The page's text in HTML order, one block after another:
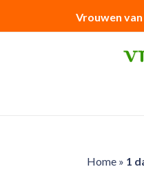
Vrouwen
Home» 1